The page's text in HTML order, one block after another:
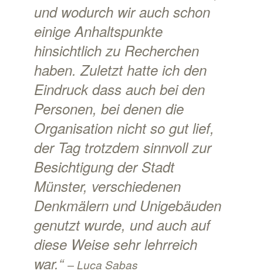
und wodurch wir auch schon
einige Anhaltspunkte
hinsichtlich zu Recherchen
haben. Zuletzt hatte ich den
Eindruck dass auch bei den
Personen, bei denen die
Organisation nicht so gut lief,
der Tag trotzdem sinnvoll zur
Besichtigung der Stadt
Münster, verschiedenen
Denkmälern und Unigebäuden
genutzt wurde, und auch auf
diese Weise sehr lehrreich
war.“– Luca Sabas